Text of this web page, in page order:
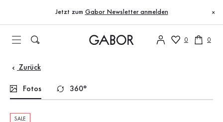
Zum Inhaltsverzeichnis
Zur Hauptnavigation
Jetzt zum Gabor Newsletter anmelden ×
0 0
Zurück
Fotos 360°
SALE